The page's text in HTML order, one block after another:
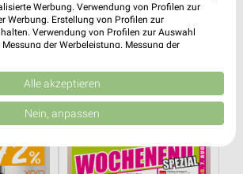
27,6 km 27,6 km
Noch heute gültig
NORMA
Werbung. Verwendung von Profilen zur
Werbung. Erstellung von Profilen zur
Verwendung von Profilen zur Auswahl
der Werbeleistung. Messung der
aus verschiedenen Quellen. Entwicklung und
Verwendung reduzierter Daten zur Auswahl
der Europäischen Union weitergegeben und in die
(1 IAB-Anbieter)
Alle akzeptieren
Nein, anpassen